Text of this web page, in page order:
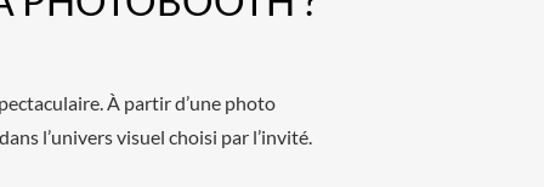
À partir d’une photo
l’univers visuel choisi par l’invité.